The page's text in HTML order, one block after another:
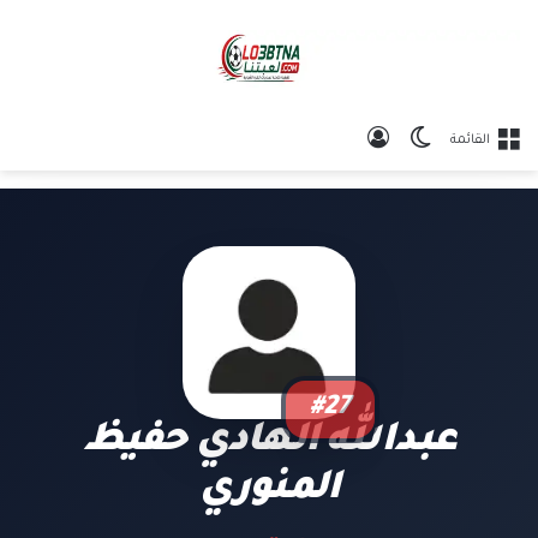
القائمة الوضع المظلم
#27
عبدالله الهادي حفيظ
المنوري